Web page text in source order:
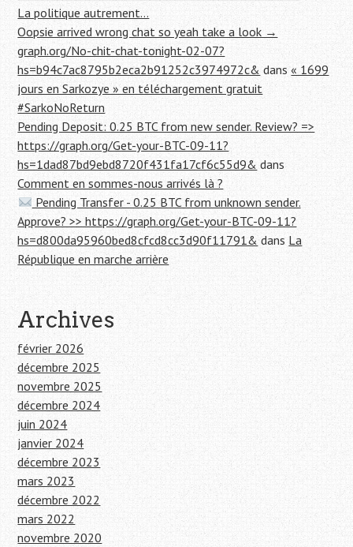
La politique autrement…
Oopsie arrived wrong chat so yeah take a look →
graph.org/No-chit-chat-tonight-02-07?
hs=b94c7ac8795b2eca2b91252c3974972c& dans« 1699
jours en Sarkozye » en téléchargement gratuit
#SarkoNoReturn
Pending Deposit: 0.25 BTC from new sender. Review? =>
https://graph.org/Get-your-BTC-09-11?
hs=1dad87bd9ebd8720f431fa17cf6c55d9& dans
Comment en sommes-nous arrivés là ?
Pending Transfer - 0.25 BTC from unknown sender.
Approve? >> https://graph.org/Get-your-BTC-09-11?
hs=d800da95960bed8cfcd8cc3d90f11791& dans La
République en marche arrière
Archives
février 2026
décembre 2025
novembre 2025
décembre 2024
juin 2024
janvier 2024
décembre 2023
mars 2023
décembre 2022
mars 2022
novembre 2020